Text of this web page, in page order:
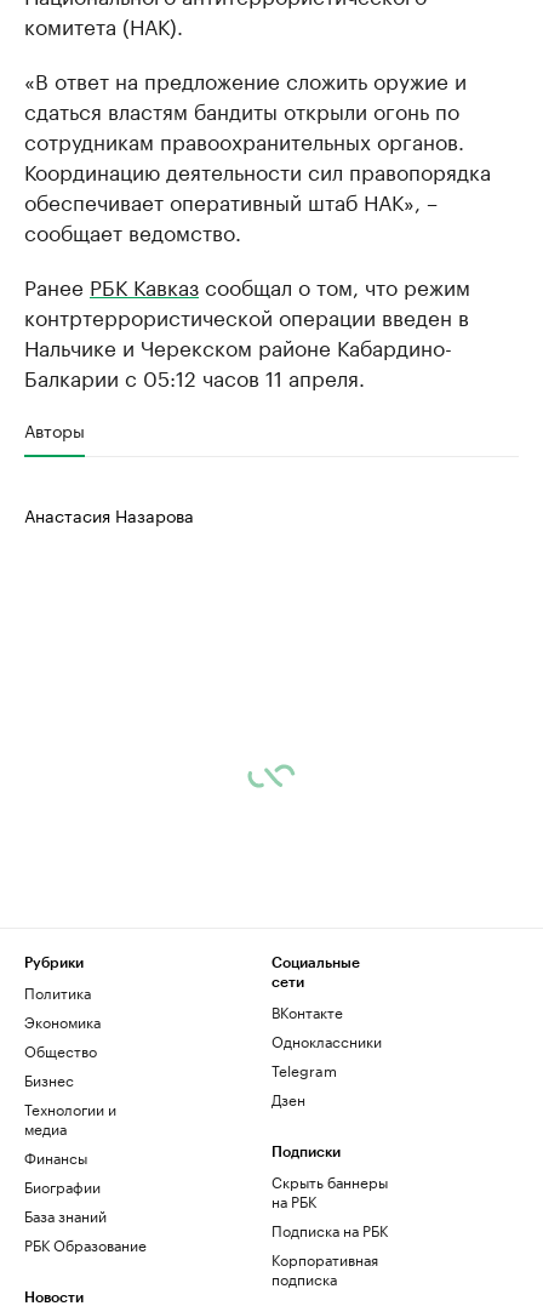
комитета (НАК).
«В ответ на предложение сложить оружие и
сдаться властям бандиты открыли огонь по
сотрудникам правоохранительных органов.
Координацию деятельности сил правопорядка
обеспечивает оперативный штаб НАК», –
сообщает ведомство.
Ранее РБК Кавказсообщал о том, что режим
контртеррористической операции введен в
Нальчике и Черекском районе Кабардино-
Балкарии с 05:12 часов 11 апреля.
Авторы
Анастасия Назарова
Рубрики
Политика
Экономика
Общество
Бизнес
Технологии и
медиа
Финансы
Биографии
База знаний
РБК Образование
Новости
Социальные
сети
ВКонтакте
Одноклассники
Telegram
Дзен
Подписки
Скрыть баннеры
на РБК
Подписка на РБК
Корпоративная
подписка